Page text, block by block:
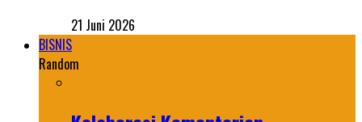
21 Juni 2026
BISNIS
Random